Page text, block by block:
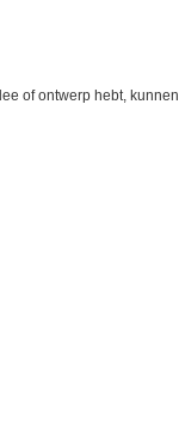
of ontwerp hebt, kunnen